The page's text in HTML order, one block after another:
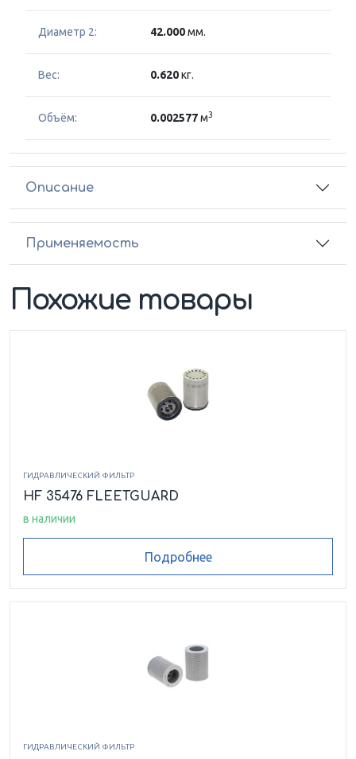
Диаметр 2: 42.000мм.
Вес: 0.620кг.
Объём: 0.002577м3
Описание
Применяемость
Похожие товары
ГИДРАВЛИЧЕСКИЙ ФИЛЬТР
HF 35476 FLEETGUARD
в наличии
Подробнее
ГИДРАВЛИЧЕСКИЙ ФИЛЬТР